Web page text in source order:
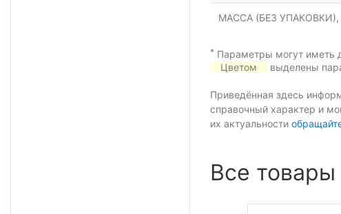
МАССА (БЕЗ УПАКОВКИ),
* Параметры могут иметь
Цветом
выделены
Приведённая здесь
справочный характер и
их актуальности
Все